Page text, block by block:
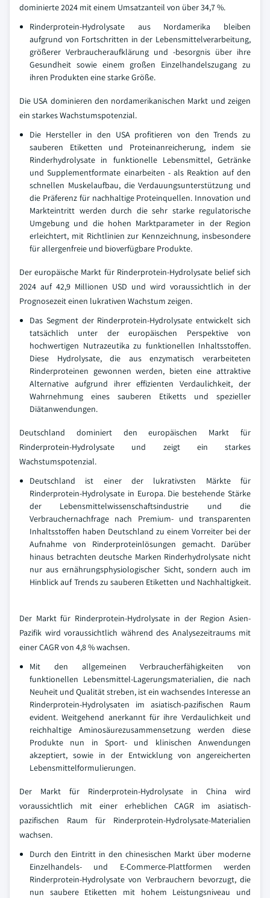
dominierte 2024 mit einem Umsatzanteil von über 34,7 %.
Rinderprotein-Hydrolysate aus Nordamerika bleiben
aufgrund von Fortschritten in der Lebensmittelverarbeitung,
größerer Verbraucheraufklärung und -besorgnis über ihre
Gesundheit sowie einem großen Einzelhandelszugang zu
ihren Produkten eine starke Größe.
Die USA dominieren den nordamerikanischen Markt und zeigen
ein starkes Wachstumspotenzial.
Die Hersteller in den USA profitieren von den Trends zu
sauberen Etiketten und Proteinanreicherung, indem sie
Rinderhydrolysate in funktionelle Lebensmittel, Getränke
und Supplementformate einarbeiten - als Reaktion auf den
schnellen Muskelaufbau, die Verdauungsunterstützung und
die Präferenz für nachhaltige Proteinquellen. Innovation und
Markteintritt werden durch die sehr starke regulatorische
Umgebung und die hohen Marktparameter in der Region
erleichtert, mit Richtlinien zur Kennzeichnung, insbesondere
für allergenfreie und bioverfügbare Produkte.
Der europäische Markt für Rinderprotein-Hydrolysate belief sich
2024 auf 42,9 Millionen USD und wird voraussichtlich in der
Prognosezeit einen lukrativen Wachstum zeigen.
Das Segment der Rinderprotein-Hydrolysate entwickelt sich
tatsächlich unter der europäischen Perspektive von
hochwertigen Nutrazeutika zu funktionellen Inhaltsstoffen.
Diese Hydrolysate, die aus enzymatisch verarbeiteten
Rinderproteinen gewonnen werden, bieten eine attraktive
Alternative aufgrund ihrer effizienten Verdaulichkeit, der
Wahrnehmung eines sauberen Etiketts und spezieller
Diätanwendungen.
Deutschland dominiert den europäischen Markt für
Rinderprotein-Hydrolysate und zeigt ein starkes
Wachstumspotenzial.
Deutschland ist einer der lukrativsten Märkte für
Rinderprotein-Hydrolysate in Europa. Die bestehende Stärke
der Lebensmittelwissenschaftsindustrie und die
Verbrauchernachfrage nach Premium- und transparenten
Inhaltsstoffen haben Deutschland zu einem Vorreiter bei der
Aufnahme von Rinderproteinlösungen gemacht. Darüber
hinaus betrachten deutsche Marken Rinderhydrolysate nicht
nur aus ernährungsphysiologischer Sicht, sondern auch im
Hinblick auf Trends zu sauberen Etiketten und Nachhaltigkeit.
Der Markt für Rinderprotein-Hydrolysate in der Region Asien-
Pazifik wird voraussichtlich während des Analysezeitraums mit
einer CAGR von 4,8 % wachsen.
Mit den allgemeinen Verbraucherfähigkeiten von
funktionellen Lebensmittel-Lagerungsmaterialien, die nach
Neuheit und Qualität streben, ist ein wachsendes Interesse an
Rinderprotein-Hydrolysaten im asiatisch-pazifischen Raum
evident. Weitgehend anerkannt für ihre Verdaulichkeit und
reichhaltige Aminosäurezusammensetzung werden diese
Produkte nun in Sport- und klinischen Anwendungen
akzeptiert, sowie in der Entwicklung von angereicherten
Lebensmittelformulierungen.
Der Markt für Rinderprotein-Hydrolysate in China wird
voraussichtlich mit einer erheblichen CAGR im asiatisch-
pazifischen Raum für Rinderprotein-Hydrolysate-Materialien
wachsen.
Durch den Eintritt in den chinesischen Markt über moderne
Einzelhandels- und E-Commerce-Plattformen werden
Rinderprotein-Hydrolysate von Verbrauchern bevorzugt, die
nun saubere Etiketten mit hohem Leistungsniveau und